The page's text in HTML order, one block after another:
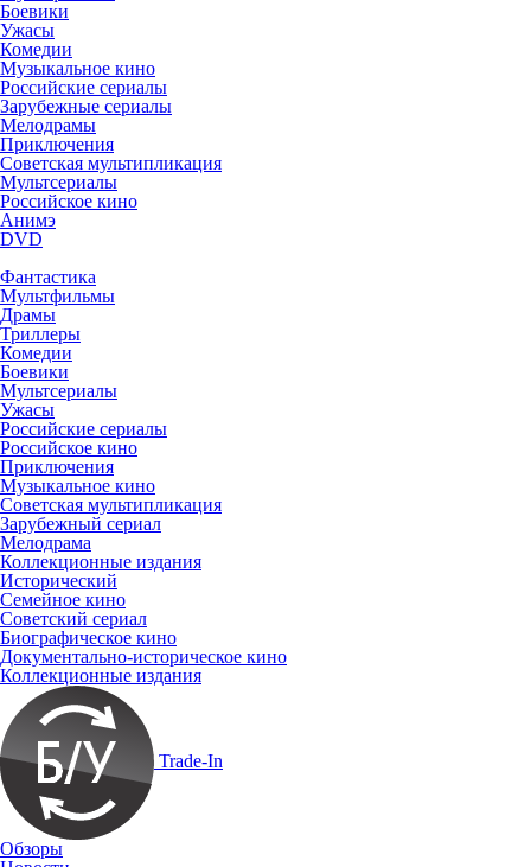
Боевики
Ужасы
Комедии
Музыкальное кино
Российские сериалы
Зарубежные сериалы
Мелодрамы
Приключения
Советская мультипликация
Мультсериалы
Российское кино
Анимэ
DVD
Фантастика
Мультфильмы
Драмы
Триллеры
Комедии
Боевики
Мультсериалы
Ужасы
Российские сериалы
Российское кино
Приключения
Музыкальное кино
Советская мультипликация
Зарубежный сериал
Мелодрама
Коллекционные издания
Исторический
Семейное кино
Советский сериал
Биографическое кино
Документально-историческое кино
Коллекционные издания
Trade-In
Обзоры